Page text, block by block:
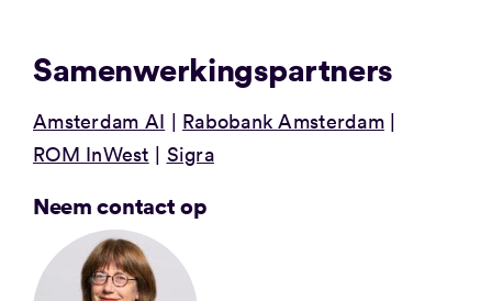
Samenwerkingspartners
Amsterdam AI
Rabobank Amsterdam
ROM InWest
Sigra
Neem contact op